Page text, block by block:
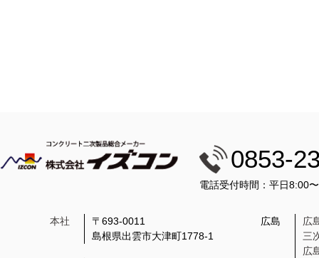
0853-
電話受付時間：平日8:00
本社
〒693-0011
島根県出雲市大津町1778-1
広島
広
三
広